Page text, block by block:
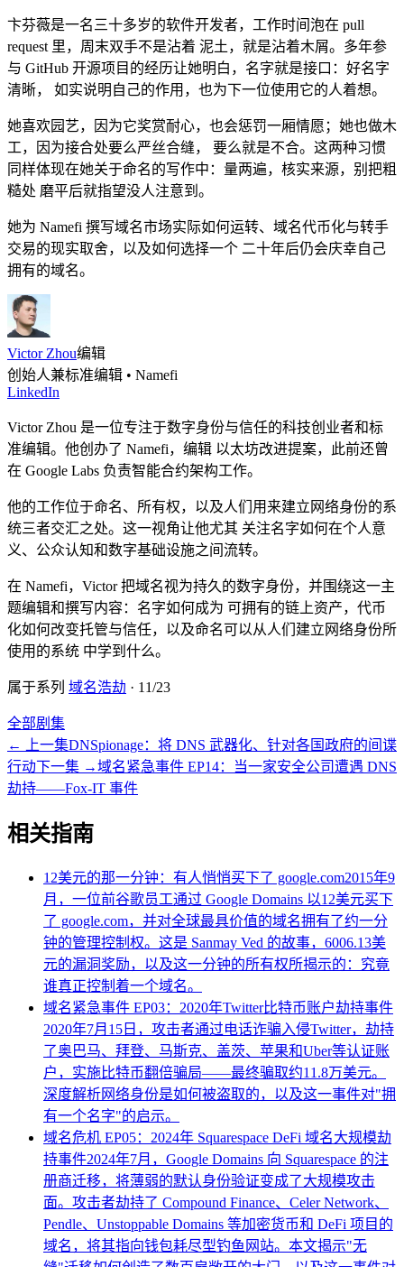
卞芬薇是一名三十多岁的软件开发者，工作时间泡在 pull
request 里，周末双手不是沾着 泥土，就是沾着木屑。多年参
与 GitHub 开源项目的经历让她明白，名字就是接口：好名字
清晰， 如实说明自己的作用，也为下一位使用它的人着想。
她喜欢园艺，因为它奖赏耐心，也会惩罚一厢情愿；她也做木
工，因为接合处要么严丝合缝， 要么就是不合。这两种习惯
同样体现在她关于命名的写作中：量两遍，核实来源，别把粗
糙处 磨平后就指望没人注意到。
她为 Namefi 撰写域名市场实际如何运转、域名代币化与转手
交易的现实取舍，以及如何选择一个 二十年后仍会庆幸自己
拥有的域名。
Victor Zhou编辑
创始人兼标准编辑 • Namefi
LinkedIn
Victor Zhou 是一位专注于数字身份与信任的科技创业者和标
准编辑。他创办了 Namefi，编辑 以太坊改进提案，此前还曾
在 Google Labs 负责智能合约架构工作。
他的工作位于命名、所有权，以及人们用来建立网络身份的系
统三者交汇之处。这一视角让他尤其 关注名字如何在个人意
义、公众认知和数字基础设施之间流转。
在 Namefi，Victor 把域名视为持久的数字身份，并围绕这一主
题编辑和撰写内容：名字如何成为 可拥有的链上资产，代币
化如何改变托管与信任，以及命名可以从人们建立网络身份所
使用的系统 中学到什么。
属于系列 域名浩劫 · 11/23
全部剧集
←
上一集DNSpionage：将 DNS 武器化、针对各国政府的间谍
行动下一集 →域名紧急事件 EP14：当一家安全公司遭遇 DNS
劫持——Fox-IT 事件
相关指南
12美元的那一分钟：有人悄悄买下了 google.com2015年9
月，一位前谷歌员工通过 Google Domains 以12美元买下
了 google.com，并对全球最具价值的域名拥有了约一分
钟的管理控制权。这是 Sanmay Ved 的故事，6006.13美
元的漏洞奖励，以及这一分钟的所有权所揭示的：究竟
谁真正控制着一个域名。
域名紧急事件 EP03：2020年Twitter比特币账户劫持事件
2020年7月15日，攻击者通过电话诈骗入侵Twitter，劫持
了奥巴马、拜登、马斯克、盖茨、苹果和Uber等认证账
户，实施比特币翻倍骗局——最终骗取约11.8万美元。
深度解析网络身份是如何被盗取的，以及这一事件对"拥
有一个名字"的启示。
域名危机 EP05：2024年 Squarespace DeFi 域名大规模劫
持事件2024年7月，Google Domains 向 Squarespace 的注
册商迁移，将薄弱的默认身份验证变成了大规模攻击
面。攻击者劫持了 Compound Finance、Celer Network、
Pendle、Unstoppable Domains 等加密货币和 DeFi 项目的
域名，将其指向钱包耗尽型钓鱼网站。本文揭示"无